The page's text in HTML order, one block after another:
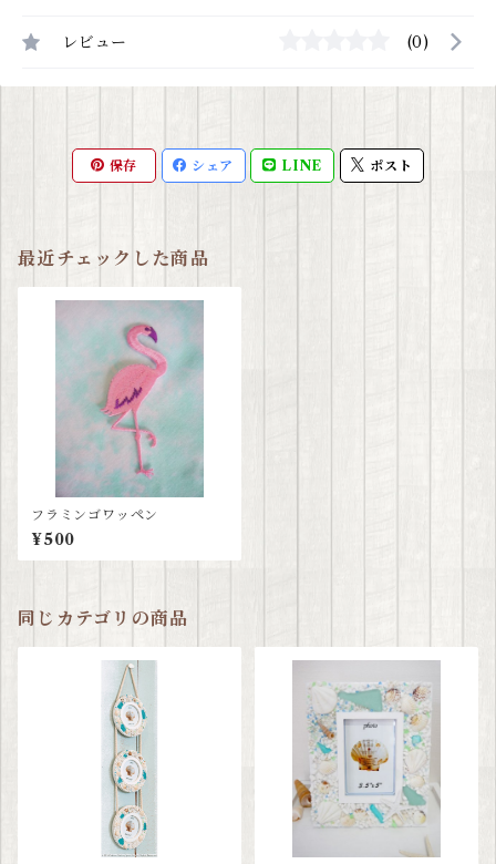
レビュー (0)
保存 シェア LINE ポスト
最近チェックした商品
フラミンゴワッペン
¥500
同じカテゴリの商品